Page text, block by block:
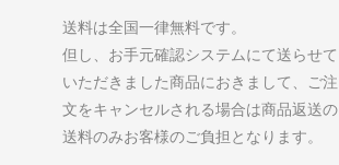
送料は全国一律無料です。
但し、お手元確認システムにて送らせて
いただきました商品におきまして、ご注
文をキャンセルされる場合は商品返送の
送料のみお客様のご負担となります。